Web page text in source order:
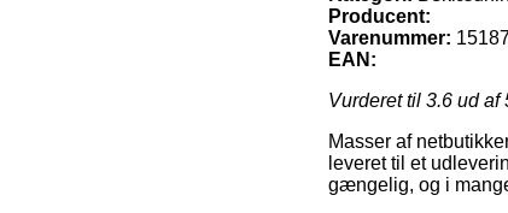
Producent:
Varenummer:
EAN:
Vurderet til 3.6 ud af
Masser af
leveret til et
gængelig, og i